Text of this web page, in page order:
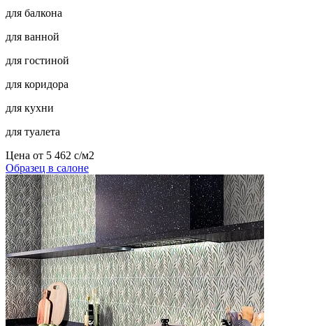
для балкона
для ванной
для гостиной
для коридора
для кухни
для туалета
Цена от 5 462 c/м2
Образец в салоне